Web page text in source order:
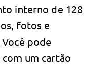
interno de 128
fotos e
pode
um cartão